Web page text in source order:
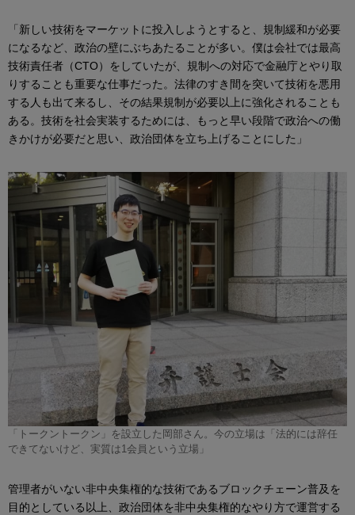
「新しい技術をマーケットに投入しようとすると、規制緩和が必要
になるなど、政治の壁にぶちあたることが多い。僕は会社では最高
技術責任者（CTO）をしていたが、規制への対応で金融庁とやり取
りすることも重要な仕事だった。法律のすき間を突いて技術を悪用
する人も出て来るし、その結果規制が必要以上に強化されることも
ある。技術を社会実装するためには、もっと早い段階で政治への働
きかけが必要だと思い、政治団体を立ち上げることにした」
「トークントークン」を設立した岡部さん。今の立場は「法的には辞任
できてないけど、実質は1会員という立場」
管理者がいない非中央集権的な技術であるブロックチェーン普及を
目的としている以上、政治団体を非中央集権的なやり方で運営する